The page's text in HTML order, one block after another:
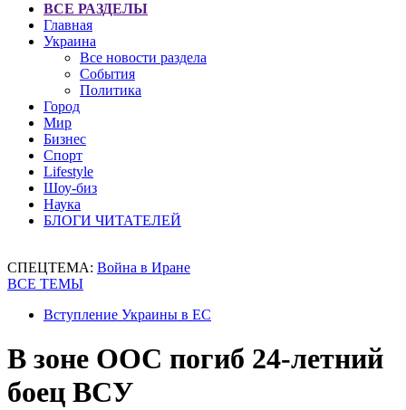
ВСЕ РАЗДЕЛЫ
Главная
Украина
Все новости раздела
События
Политика
Город
Мир
Бизнес
Спорт
Lifestyle
Шоу-биз
Наука
БЛОГИ ЧИТАТЕЛЕЙ
СПЕЦТЕМА: Война в Иране
ВСЕ ТЕМЫ
Вступление Украины в ЕС
В зоне ООС погиб 24-летний
боец ВСУ